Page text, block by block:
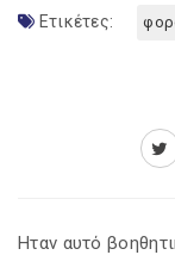
Ετικέτες:
Ηταν αυτό